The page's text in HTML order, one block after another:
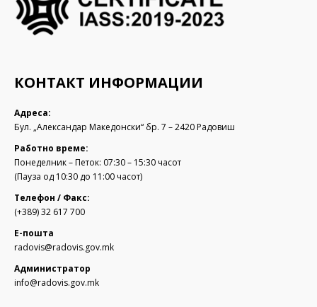
КОНТАКТ ИНФОРМАЦИИ
Адреса:
Бул. „Александар Македонски“ бр. 7 – 2420 Радовиш
Работно време:
Понеделник – Петок: 07:30 – 15:30 часот
(Пауза од 10:30 до 11:00 часот)
Телефон / Факс:
(+389) 32 617 700
Е-пошта
radovis@radovis.gov.mk
Администратор
info@radovis.gov.mk